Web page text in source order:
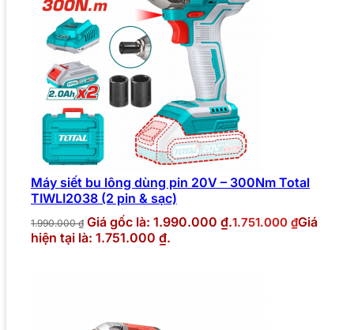
Máy siết bu lông dùng pin 20V – 300Nm Total
TIWLI2038 (2 pin & sạc)
1.990.000₫ Giá gốc là: 1.990.000 ₫.1.751.000 ₫Giá
hiện tại là: 1.751.000 ₫.